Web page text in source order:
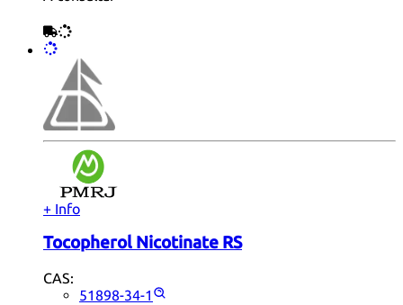
+ Info
Tocopherol Nicotinate RS
CAS:
51898-34-1